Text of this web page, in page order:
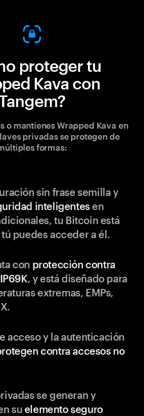
proteger tu
Kava con
o mantienes Wrapped Kava en
privadas se protegen de
formas:
sin frase semilla y
inteligentesen
tu Bitcoin está
puedes acceder a él.
con protección contra
, y está diseñado para
extremas, EMPs,
acceso y la autenticación
contra accesos no
se generan y
su elemento seguro